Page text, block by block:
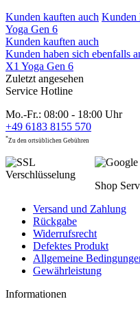
Kunden kauften auch Kunden
Yoga Gen 6
Kunden kauften auch
Kunden haben sich ebenfalls
X1 Yoga Gen 6
Zuletzt angesehen
Service Hotline
Mo.-Fr.: 08:00 - 18:00 Uhr
+49 6183 8155 570
*Zu den ortsüblichen Gebühren
Shop
Versand und Zahlung
Rückgabe
Widerrufsrecht
Defektes Produkt
Allgemeine
Gewährleistung
Informationen